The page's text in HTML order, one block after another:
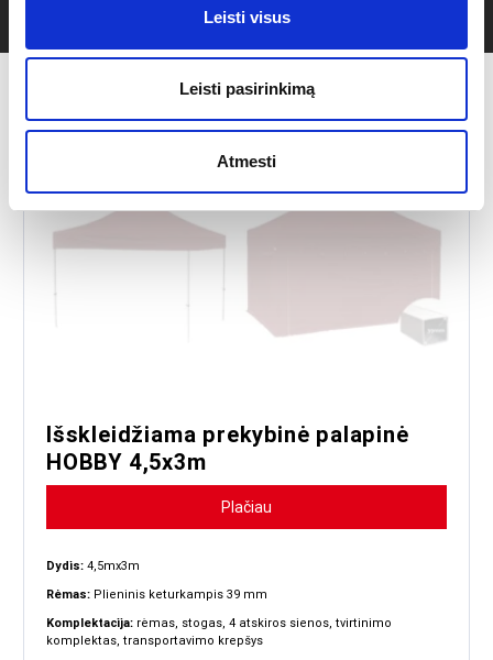
Leisti visus
Leisti pasirinkimą
Atmesti
Panašūs produktai
Išskleidžiama prekybinė palapinė
HOBBY 4,5x3m
Plačiau
Dydis: 4,5mx3m
Rėmas: Plieninis keturkampis 39 mm
Komplektacija: rėmas, stogas, 4 atskiros sienos, tvirtinimo
komplektas, transportavimo krepšys